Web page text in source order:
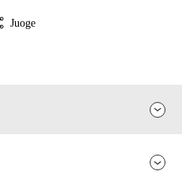
Juoge